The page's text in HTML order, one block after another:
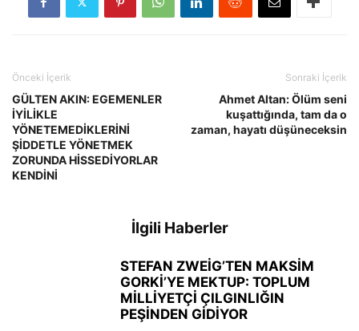
Önceki İçerik
GÜLTEN AKIN: EGEMENLER
İYİLİKLE
YÖNETEMEDİKLERİNİ
ŞİDDETLE YÖNETMEK
ZORUNDA HİSSEDİYORLAR
KENDİNİ
Sonraki İçerik
Ahmet Altan: Ölüm seni
kuşattığında, tam da o
zaman, hayatı düşüneceksin
İlgili Haberler
STEFAN ZWEİG’TEN MAKSİM
GORKİ’YE MEKTUP: TOPLUM
MİLLİYETÇİ ÇILGINLIĞIN
PEŞİNDEN GİDİYOR